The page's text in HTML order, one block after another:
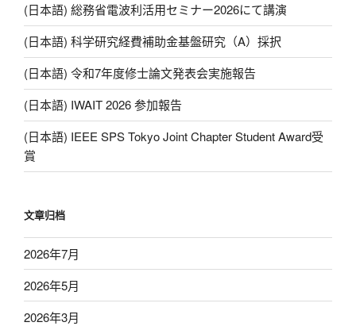
(日本語) 総務省電波利活用セミナー2026にて講演
(日本語) 科学研究経費補助金基盤研究（A）採択
(日本語) 令和7年度修士論文発表会実施報告
(日本語) IWAIT 2026 参加報告
(日本語) IEEE SPS Tokyo Joint Chapter Student Award受
賞
文章归档
2026年7月
2026年5月
2026年3月